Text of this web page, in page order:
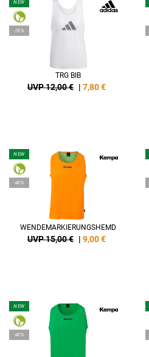
NEW
-35%
TRG BIB
UVP 12,00 € | 7,80€
NEW
-40%
WENDEMARKIERUNGSHEMD
UVP 15,00 € | 9,00€
NEW
-40%